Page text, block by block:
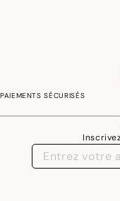
PAIEMENTS SÉCURISÉS